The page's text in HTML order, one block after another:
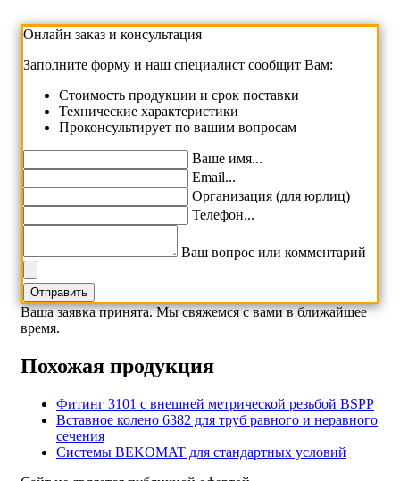
Онлайн заказ и консультация
Заполните форму и наш специалист сообщит Вам:
Cтоимость продукции и срок поставки
Технические характеристики
Проконсультирует по вашим вопросам
Ваше имя...
Email...
Организация (для юрлиц)
Телефон...
Ваш вопрос или комментарий
Ваша заявка принята. Мы свяжемся с вами в ближайшее
время.
Похожая продукция
Фитинг 3101 с внешней метрической резьбой BSPP
Вставное колено 6382 для труб равного и неравного
сечения
Системы BEKOMAT для стандартных условий